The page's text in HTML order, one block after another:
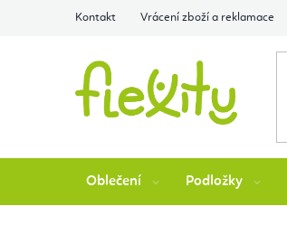
Kontakt Vrácení zboží a reklamace
Oblečení Podložky